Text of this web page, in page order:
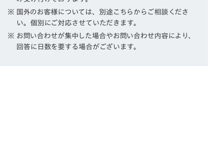
※ 国外のお客様については、別途こちらからご相談くださ
い。個別にご対応させていただきます。
※ お問い合わせが集中した場合やお問い合わせ内容により、
回答に日数を要する場合がございます。